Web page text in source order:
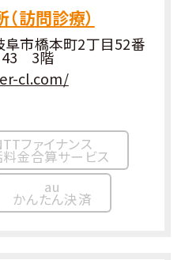
訪問診療）
市橋本町2丁目52番
43 3階
cl.com/
ファイナンス
金合算サービス
au
かんたん決済